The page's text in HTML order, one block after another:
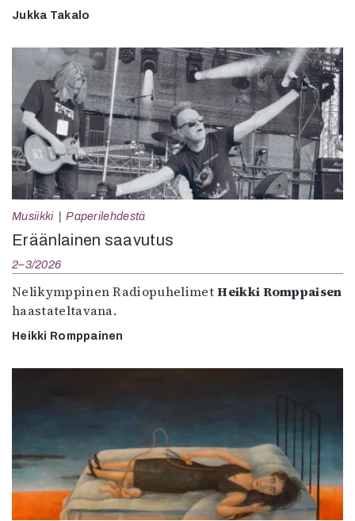
Jukka Takalo
Musiikki Paperilehdestä
Eräänlainen saavutus
2–3/2026
Nelikymppinen RadiopuhelimetHeikki Romppaisen
haastateltavana.
Heikki Romppainen